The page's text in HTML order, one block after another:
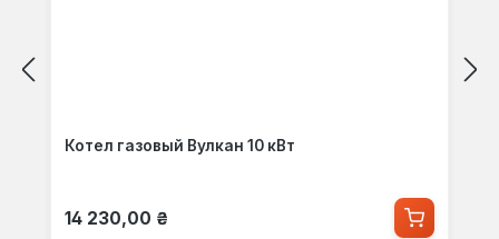
Котел газовый Вулкан 10 кВт
Обычная цена:
14 230,00 ₴